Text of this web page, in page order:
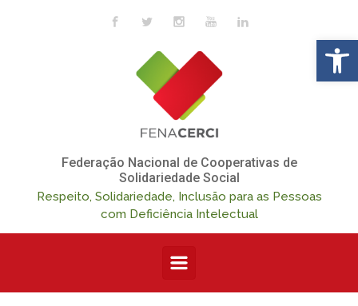
Skip to main content
Federação Nacional de Cooperativas de
Solidariedade Social
Respeito, Solidariedade, Inclusão para as Pessoas
com Deficiência Intelectual